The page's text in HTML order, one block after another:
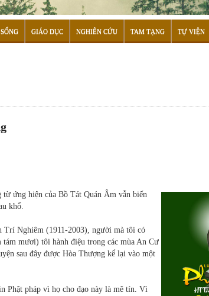
GIÁO DỤC NGHIÊN CỨU TAM TẠNG TỰ VIỆN
ứng hiện của Bồ Tát Quán Âm vẫn biến
khổ.
Trí Nghiêm (1911-2003), người mà tôi có
mươi) tôi hành điệu trong các mùa An Cư
sau đây được Hòa Thượng kể lại vào một
Phật pháp vì họ cho đạo này là mê tín. Vì